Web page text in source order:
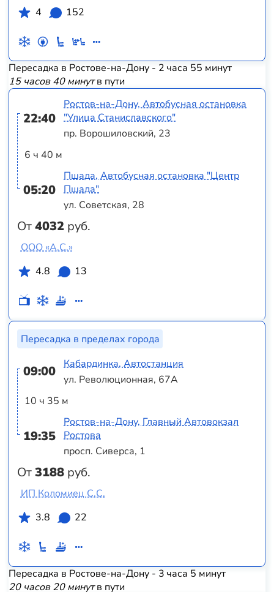
4 152
Пересадка в Ростове-на-Дону - 2 часа 55 минут
15 часов 40 минутв пути
22:40
6 ч 40 м
05:20
От4032 руб.
Ростов-на-Дону, Автобусная остановка
"Улица Станиславского"
пр. Ворошиловский, 23
Пшада, Автобусная остановка "Центр
Пшада"
ул. Советская, 28
ООО «А.С.»
4.8
13
Пересадка в пределах города
09:00
10 ч 35 м
19:35
От3188 руб.
Кабардинка, Автостанция
ул. Революционная, 67А
Ростов-на-Дону, Главный Автовокзал
Ростова
просп. Сиверса, 1
ИП Коломиец С.С.
3.8
22
Пересадка в Ростове-на-Дону - 3 часа 5 минут
20 часов 20 минутв пути